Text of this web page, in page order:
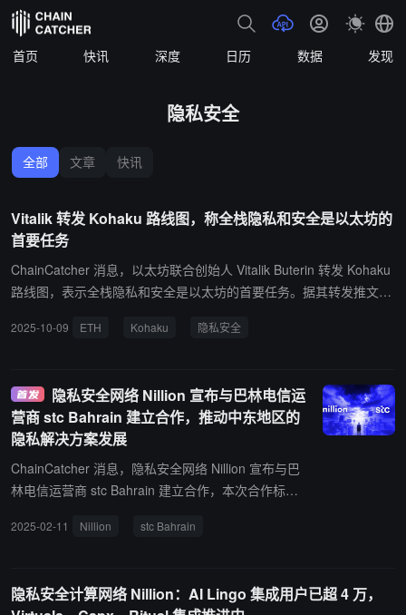
首页 快讯 深度 日历 数据 发现
隐私安全
全部 文章 快讯
Vitalik 转发 Kohaku 路线图，称全栈隐私和安全是以太坊的
首要任务
ChainCatcher 消息，以太坊联合创始人 Vitalik Buterin 转发 Kohaku
路线图，表示全栈隐私和安全是以太坊的首要任务。据其转发推文，
目标是：提供强大隐私/安全原语的 SDK；打造一个面向高级用户的
2025-10-09 ETH Kohaku 隐私安全
隐私安全网络 Nillion 宣布与巴林电信运
营商 stc Bahrain 建立合作，推动中东地区的
隐私解决方案发展
ChainCatcher 消息，隐私安全网络 Nillion 宣布与巴
林电信运营商 stc Bahrain 建立合作，本次合作标志
度融合，致力于推动中东地区的隐私解决方案发展。
台，PETnet 旨在利用多方计算等先进的隐私增强技
2025-02-11 Nillion stc Bahrain
隐私安全计算网络 Nillion：AI Lingo 集成用户已超 4 万，